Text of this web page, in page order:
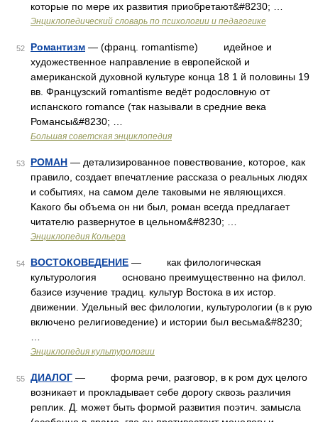
которые по мере их развития приобретают&#8230; …
Энциклопедический словарь по психологии и педагогике
52 Романтизм — (франц. romantisme) идейное и
художественное направление в европейской и
американской духовной культуре конца 18 1 й половины 19
вв. Французский romantisme ведёт родословную от
испанского romance (так называли в средние века
Романсы&#8230; …
Большая советская энциклопедия
53 РОМАН — детализированное повествование, которое, как
правило, создает впечатление рассказа о реальных людях
и событиях, на самом деле таковыми не являющихся.
Какого бы объема он ни был, роман всегда предлагает
читателю развернутое в цельном&#8230; …
Энциклопедия Кольера
54 ВОСТОКОВЕДЕНИЕ — как филологическая
культурология основано преимущественно на филол.
базисе изучение традиц. культур Востока в их истор.
движении. Удельный вес филологии, культурологии (в к рую
включено религиоведение) и истории был весьма&#8230;
Энциклопедия культурологии
55 ДИАЛОГ — форма речи, разговор, в к ром дух целого
возникает и прокладывает себе дорогу сквозь различия
реплик. Д. может быть формой развития поэтич. замысла